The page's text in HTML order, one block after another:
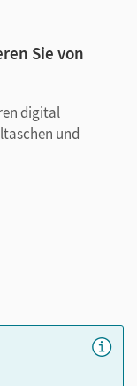
Sie von
digital
und
verfügbar.